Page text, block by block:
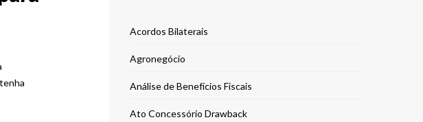
Acordos Bilaterais
Agronegócio
Análise de Benefícios Fiscais
Ato Concessório Drawback